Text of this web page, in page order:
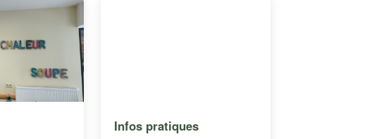
Infos pratiques